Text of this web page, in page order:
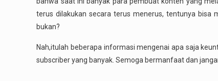
terus dilakukan secara terus menerus, tentunya bisa
bukan?
Nah,itulah beberapa informasi mengenai apa saja
subscriber yang banyak. Semoga bermanfaat dan